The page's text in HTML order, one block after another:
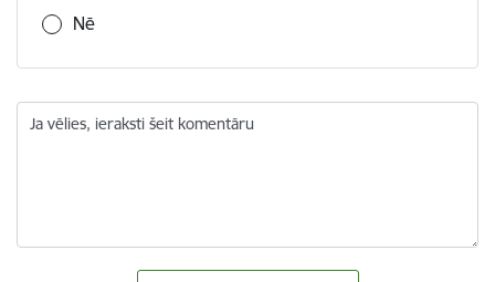
Nē
Ja vēlies, ieraksti šeit komentāru